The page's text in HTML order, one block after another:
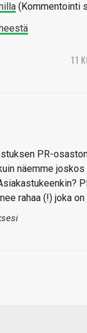
(Kommentointi
11
PR-
näemme
rahaa (!) joka